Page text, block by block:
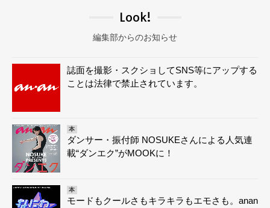
Look!
編集部からのお知らせ
誌面を撮影・スクショしてSNS等にアップする
ことは法律で禁止されています。
本
ダンサー・振付師 NOSUKEさんによる人気連
載“ダンエク”がMOOKに！
本
モードもクールさもキラキラもエモさも。anan